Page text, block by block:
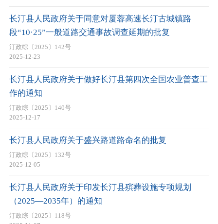
长汀县人民政府关于同意对厦蓉高速长汀古城镇路
段“10·25”一般道路交通事故调查延期的批复
汀政综〔2025〕142号
2025-12-23
长汀县人民政府关于做好长汀县第四次全国农业普查工
作的通知
汀政综〔2025〕140号
2025-12-17
长汀县人民政府关于盛兴路道路命名的批复
汀政综〔2025〕132号
2025-12-05
长汀县人民政府关于印发长汀县殡葬设施专项规划
（2025—2035年）的通知
汀政综〔2025〕118号